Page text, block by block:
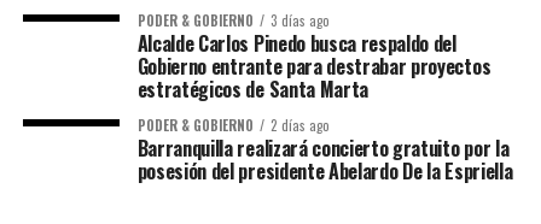
PODER & GOBIERNO 3 días ago
Alcalde Carlos Pinedo busca respaldo del
Gobierno entrante para destrabar proyectos
estratégicos de Santa Marta
PODER & GOBIERNO 2 días ago
Barranquilla realizará concierto gratuito por la
posesión del presidente Abelardo De la Espriella